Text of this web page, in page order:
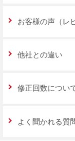
お客様の声（レ
他社との違い
修正回数につい
よく聞かれる質